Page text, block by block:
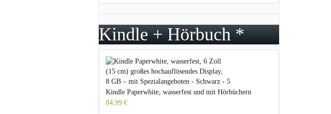
Kindle + Hörbuch *
Kindle Paperwhite, wasserfest und mit Hörbüchern
84,99 €